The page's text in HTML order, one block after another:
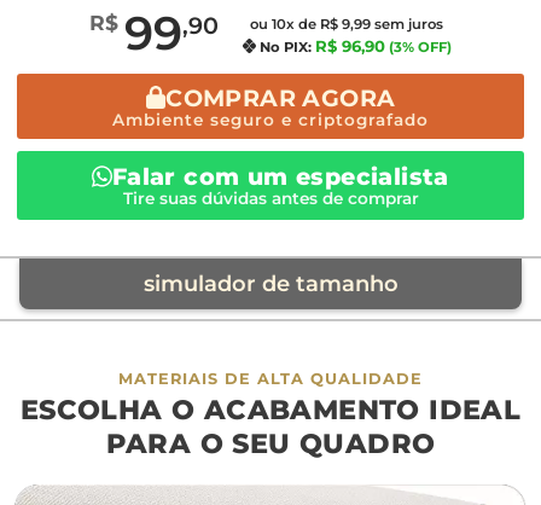
R$ 99,90
ou 10x de R$ 9,99 sem juros
No PIX: R$ 96,90 (3% OFF)
COMPRAR AGORA
Ambiente seguro e criptografado
Falar com um especialista
Tire suas dúvidas antes de comprar
simulador de tamanho
móvel de referência
sofá cama
MATERIAIS DE ALTA QUALIDADE
ESCOLHA O ACABAMENTO IDEAL
PARA O SEU QUADRO